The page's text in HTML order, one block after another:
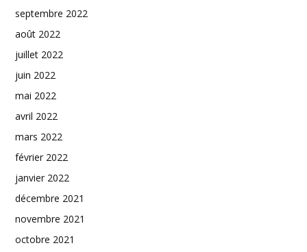
septembre 2022
août 2022
juillet 2022
juin 2022
mai 2022
avril 2022
mars 2022
février 2022
janvier 2022
décembre 2021
novembre 2021
octobre 2021